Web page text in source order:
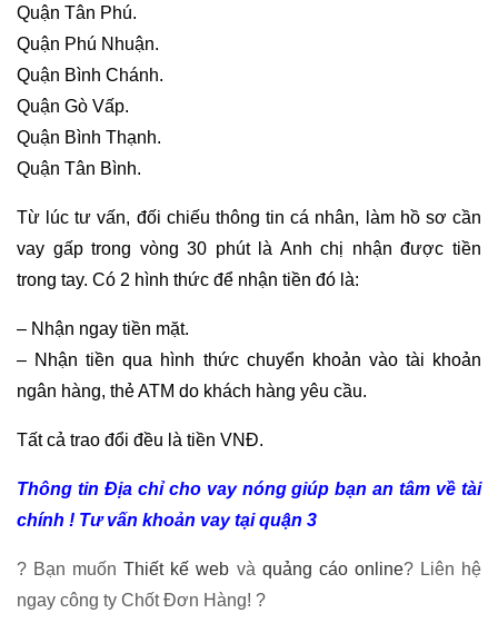
Quận Tân Phú.
Quận Phú Nhuận.
Quận Bình Chánh.
Quận Gò Vấp.
Quận Bình Thạnh.
Quận Tân Bình.
Từ lúc tư vấn, đối chiếu thông tin cá nhân, làm hồ sơ cần
vay gấp trong vòng 30 phút là Anh chị nhận được tiền
trong tay. Có 2 hình thức để nhận tiền đó là:
– Nhận ngay tiền mặt.
– Nhận tiền qua hình thức chuyển khoản vào tài khoản
ngân hàng, thẻ ATM do khách hàng yêu cầu.
Tất cả trao đổi đều là tiền VNĐ.
Thông tin Địa chỉ cho vay nóng giúp bạn an tâm về tài
chính ! Tư vấn khoản vay tại quận 3
? Bạn muốnThiết kế web và quảng cáo online? Liên hệ
ngay công ty Chốt Đơn Hàng! ?